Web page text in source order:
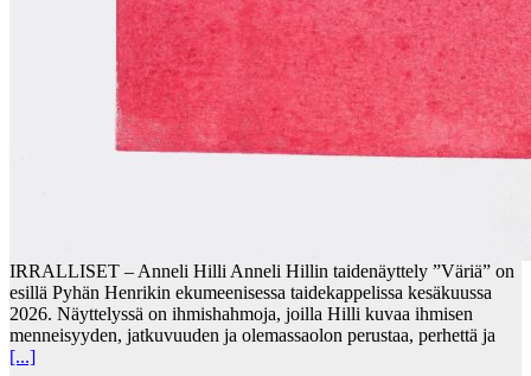
IRRALLISET – Anneli Hilli Anneli Hillin taidenäyttely ”Väriä” on
esillä Pyhän Henrikin ekumeenisessa taidekappelissa kesäkuussa
2026. Näyttelyssä on ihmishahmoja, joilla Hilli kuvaa ihmisen
menneisyyden, jatkuvuuden ja olemassaolon perustaa, perhettä ja
[...]